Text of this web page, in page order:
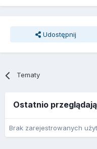
Udostępnij
Tematy
Ostatnio
Brak zarejestrowanych